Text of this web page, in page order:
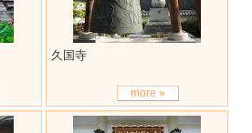
久国寺
more »